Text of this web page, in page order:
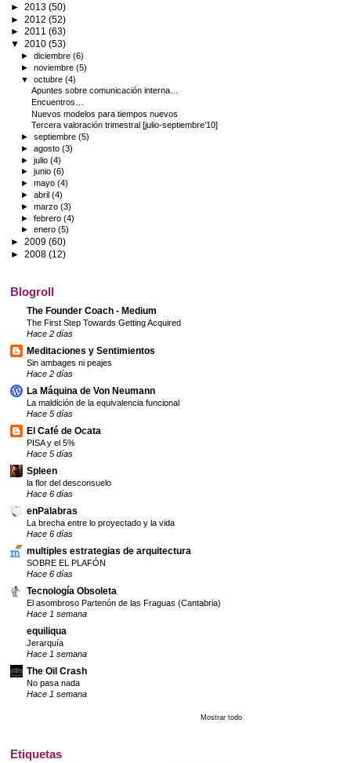
► 2013 (50)
► 2012 (52)
► 2011 (63)
▼ 2010 (53)
►diciembre(6)
►noviembre(5)
▼octubre(4)
Apuntes sobre comunicación interna…
Encuentros…
Nuevos modelos para tiempos nuevos
Tercera valoración trimestral [julio-septiembre’10]
►septiembre(5)
►agosto(3)
►julio(4)
►junio(6)
►mayo(4)
►abril(4)
►marzo(3)
►febrero(4)
►enero(5)
► 2009 (60)
► 2008 (12)
Blogroll
The Founder Coach - Medium
The First Step Towards Getting Acquired
Hace 2 días
Meditaciones y Sentimientos
Sin ambages ni peajes
Hace 2 días
La Máquina de Von Neumann
La maldición de la equivalencia funcional
Hace 5 días
El Café de Ocata
PISA y el 5%
Hace 5 días
Spleen
la flor del desconsuelo
Hace 6 días
enPalabras
La brecha entre lo proyectado y la vida
Hace 6 días
multiples estrategias de arquitectura
SOBRE EL PLAFÓN
Hace 6 días
Tecnología Obsoleta
El asombroso Partenón de las Fraguas (Cantabria)
Hace 1 semana
equiliqua
Jerarquía
Hace 1 semana
The Oil Crash
No pasa nada
Hace 1 semana
Mostrar todo
Etiquetas